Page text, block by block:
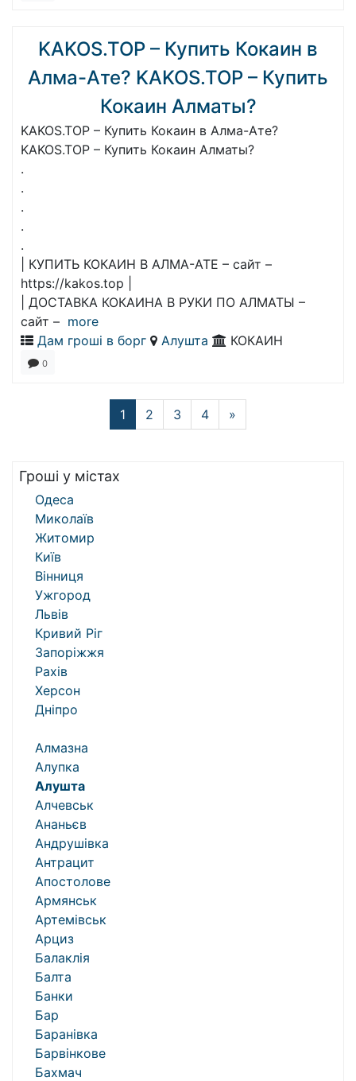
KAKOS.TOP – Купить Кокаин в
Алма-Ате? KAKOS.TOP – Купить
Кокаин Алматы?
KAKOS.TOP – Купить Кокаин в Алма-Ате?
KAKOS.TOP – Купить Кокаин Алматы?
.
.
.
.
.
| КУПИТЬ КОКАИН В АЛМА-АТЕ – сайт –
https://kakos.top |
| ДОСТАВКА КОКАИНА В РУКИ ПО АЛМАТЫ –
сайт – more
Дам гроші в борг
Алушта КОКАИН
0
1 2 3 4 »
Гроші у містах
Одеса
Миколаїв
Житомир
Київ
Вінниця
Ужгород
Львів
Кривий Ріг
Запоріжжя
Рахів
Херсон
Дніпро
Алмазна
Алупка
Алушта
Алчевськ
Ананьєв
Андрушівка
Антрацит
Апостолове
Армянськ
Артемівськ
Арциз
Балаклія
Балта
Банки
Бар
Баранівка
Барвінкове
Бахмач